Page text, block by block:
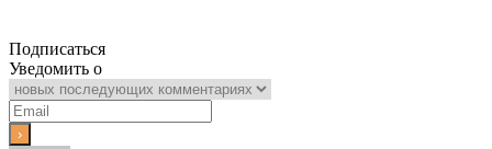
Подписаться
Уведомить о